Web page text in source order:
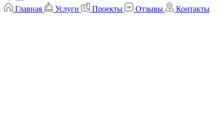
Главная Услуги Проекты Отзывы Контакты